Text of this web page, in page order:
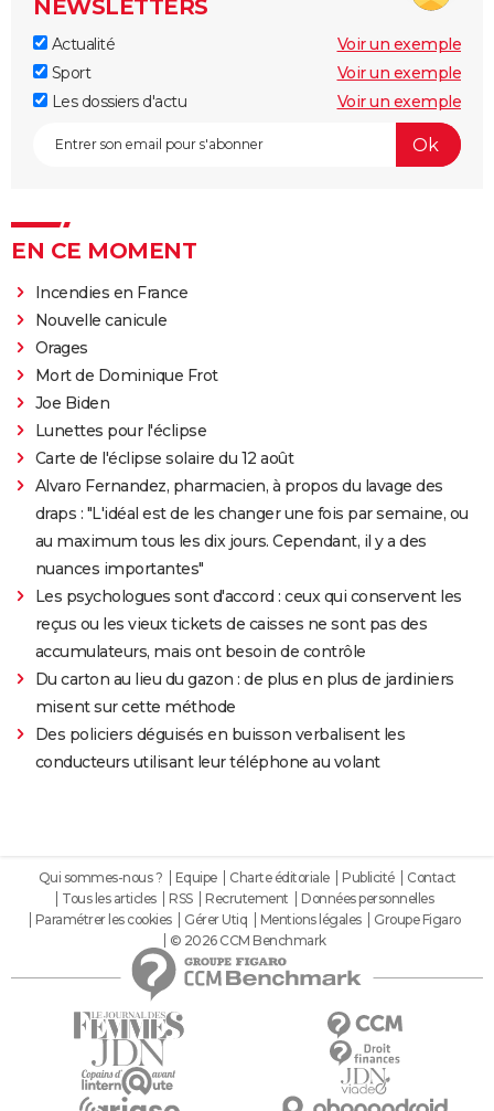
NEWSLETTERS
Actualité
Voir un exemple
Sport
Voir un exemple
Les dossiers d'actu
Voir un exemple
EN CE MOMENT
Incendies en France
Nouvelle canicule
Orages
Mort de Dominique Frot
Joe Biden
Lunettes pour l'éclipse
Carte de l'éclipse solaire du 12 août
Alvaro Fernandez, pharmacien, à propos du lavage des
draps : "L'idéal est de les changer une fois par semaine, ou
au maximum tous les dix jours. Cependant, il y a des
nuances importantes"
Les psychologues sont d'accord : ceux qui conservent les
reçus ou les vieux tickets de caisses ne sont pas des
accumulateurs, mais ont besoin de contrôle
Du carton au lieu du gazon : de plus en plus de jardiniers
misent sur cette méthode
Des policiers déguisés en buisson verbalisent les
conducteurs utilisant leur téléphone au volant
Qui sommes-nous ? Equipe Charte éditoriale Publicité
Contact
Tous les articles
RSS Recrutement
Données personnelles
Paramétrer les cookies
Gérer Utiq Mentions légales
Groupe Figaro
© 2026 CCM Benchmark